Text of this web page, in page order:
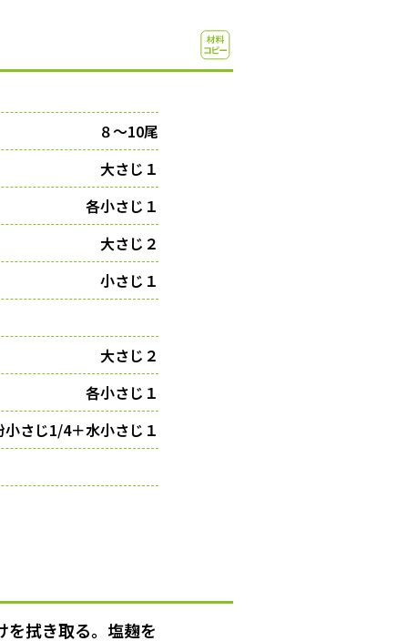
８〜10尾
大さじ１
各小さじ１
大さじ２
小さじ１
大さじ２
各小さじ１
小さじ1/4＋水小さじ１
を拭き取る。塩麹を